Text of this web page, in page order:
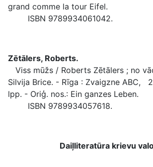
grand comme la tour Eifel.
ISBN 9789934061042.
Zētālers, Roberts.
Viss mūžs / Roberts Zētālers ; no
Silvija Brice. - Rīga : Zvaigzne ABC,
lpp. - Oriģ. nos.: Ein ganzes Leben.
ISBN 9789934057618.
Daiļliteratūra krievu